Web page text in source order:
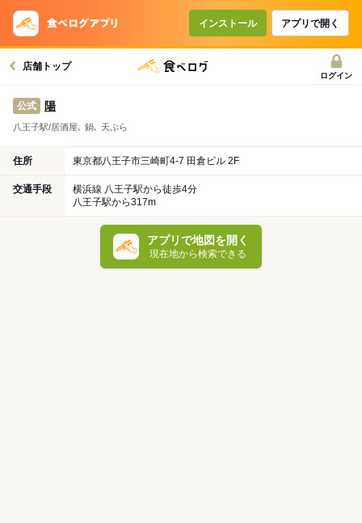
インストール アプリで開く
店舗トップ
ログイン
公式 陽
八王子駅/居酒屋､ 鍋､ 天ぷら
住所 東京都八王子市三崎町4-7 田倉ビル 2F
交通手段
横浜線 八王子駅から徒歩4分
八王子駅から317m
アプリで地図を開く
現在地から検索できる